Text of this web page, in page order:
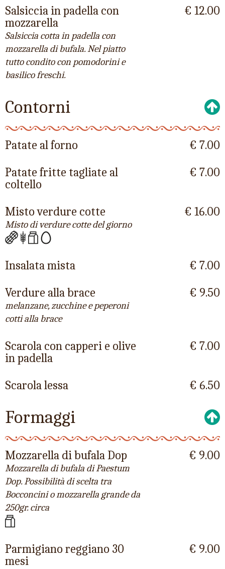
Salsiccia in padella con
mozzarella
Salsiccia cotta in padella con
mozzarella di bufala. Nel piatto
tutto condito con pomodorini e
basilico freschi.
€ 12.00
Contorni
Patate al forno
€ 7.00
Patate fritte tagliate al
coltello
€ 7.00
Misto verdure cotte
Misto di verdure cotte del giorno
€ 16.00
Insalata mista
€ 7.00
Verdure alla brace
melanzane, zucchine e peperoni
cotti alla brace
€ 9.50
Scarola con capperi e olive
in padella
€ 7.00
Scarola lessa € 6.50
Formaggi
Mozzarella di bufala Dop
Mozzarella di bufala di Paestum
Dop. Possibilità di scelta tra
Bocconcini o mozzarella grande da
250gr. circa
€ 9.00
Parmigiano reggiano 30
mesi
€ 9.00